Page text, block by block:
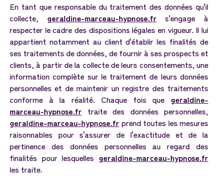
En tant que responsable du traitement des données qu'il
collecte, geraldine-marceau-hypnose.fr s'engage à
respecter le cadre des dispositions légales en vigueur. Il lui
appartient notamment au client d'établir les finalités de
ses traitements de données, de fournir à ses prospects et
clients, à partir de la collecte de leurs consentements, une
information complète sur le traitement de leurs données
personnelles et de maintenir un registre des traitements
conforme à la réalité. Chaque fois que geraldine-
marceau-hypnose.fr traite des données personnelles,
geraldine-marceau-hypnose.fr prend toutes les mesures
raisonnables pour s'assurer de l'exactitude et de la
pertinence des données personnelles au regard des
finalités pour lesquelles geraldine-marceau-hypnose.fr
les traite.